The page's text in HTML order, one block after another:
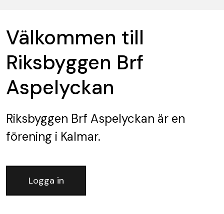
Välkommen till
Riksbyggen Brf
Aspelyckan
Riksbyggen Brf Aspelyckan är en
förening i Kalmar.
Logga in